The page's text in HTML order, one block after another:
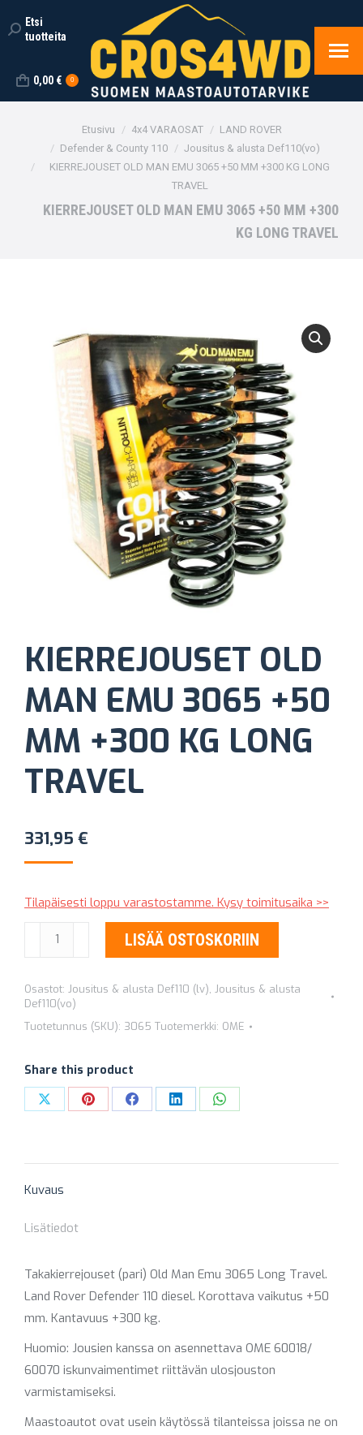
Search:
Etsi
tuotteita
0,00 € 0
You are here:Etusivu 4x4 VARAOSAT
LAND ROVER
Defender & County 110
Jousitus & alusta Def110(vo)
KIERREJOUSET OLD MAN EMU 3065 +50 MM +300 KG LONG
TRAVEL
KIERREJOUSET OLD MAN EMU 3065 +50 MM +300
KG LONG TRAVEL
KIERREJOUSET OLD
MAN EMU 3065 +50
MM +300 KG LONG
TRAVEL
331,95 €
Tilapäisesti loppu varastostamme. Kysy toimitusaika >>
KIERREJOUSET
OLD
EMU
3065
MM
+300
KG
LISÄÄ OSTOSKORIIN
Osastot: Jousitus & alusta Def110 (lv), Jousitus & alusta
Def110(vo)
Tuotetunnus (SKU): 3065 Tuotemerkki: OME
Share this product
Share Share Share Share Share
Kuvaus
Lisätiedot
Takakierrejouset (pari) Old Man Emu 3065 Long Travel.
Land Rover Defender 110 diesel. Korottava vaikutus +50
mm. Kantavuus +300 kg.
Huomio: Jousien kanssa on asennettava OME 60018/
60070 iskunvaimentimet riittävän ulosjouston
varmistamiseksi.
Maastoautot ovat usein käytössä tilanteissa joissa ne on